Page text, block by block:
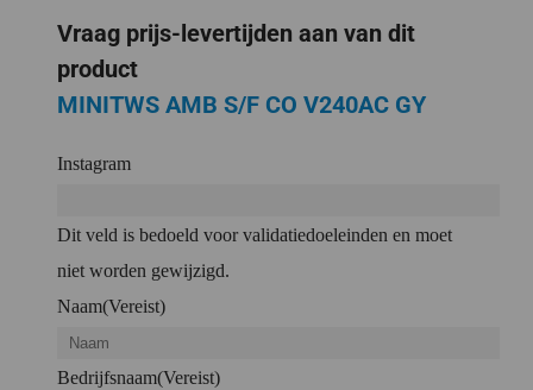
Vraag prijs-levertijden aan van dit
product
MINITWS AMB S/F CO V240AC GY
Instagram
Dit veld is bedoeld voor validatiedoeleinden en moet
niet worden gewijzigd.
Naam(Vereist)
Bedrijfsnaam(Vereist)